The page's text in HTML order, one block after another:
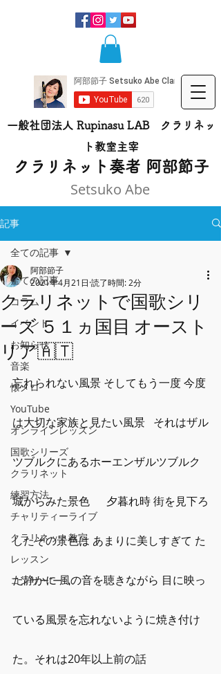
Setsuko Abe
一般社団法人 Rupinasu LAB クラリネッ
ト​教室主宰
​クラリネット奏者 阿部節子
記事
全ての記事
コラム
イベント
お知らせ
音楽
懐メロ
YouTube
オンラインレッスン
国歌シリーズ
クラリネット
練習方法
チャリティーライブ
クラリネット教室
レッスン
コンサーtー
全ての記事
クラリネットで国歌シリ
ーズ ５１ヵ国目 オースト
リア🇦🇹
阿部節子
2021年4月21日 読了時間: 2分
忘れられない風景 そしてもう一度 今度
は大切な家族と見たい風景   それはザル
ツブルクにあるホーエンザルツブルク
城からみた景色 　 夕暮れ時 街を見下ろ
したその景色は あまりに美しすぎて た
だ静かに 風の音を聴きながら 目に映っ
ている風景を忘れないように焼き付け
た。それは20年以上前の話